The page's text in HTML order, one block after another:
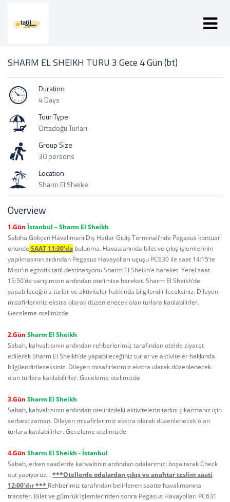
SHARM EL SHEIKH TURU 3 Gece 4 Gün (bt)
Duration
4 Days
Tour Type
Ortadoğu Turları
Group Size
30 persons
Location
Sharm El Sheike
Overview
1.Gün İstanbul – Sharm El Sheikh
Sabiha Gökçen Havalimanı Dış Hatlar Gidiş Terminali’nde Pegasus kontuarı
önünde SAAT 11:30’da bulunma. Havaalanında bilet ve çıkış işlemlerinin
yapılmasının ardından Pegasus Havayolları uçuşu PC630 ile saat 14:15’te
Mısır’ın egzotik tatil destinasyonu Sharm El Sheikh’e hareket. Yerel saat
15:50’de varışımızın ardından otelimize hareket. Sharm El Sheikh’de
yapabileceğiniz turlar ve aktiviteler hakkında bilgilendirileceksiniz. Dileyen
misafirlerimiz ekstra olarak düzenlenecek olan turlara katılabilirler.
Geceleme otelimizde
2.Gün Sharm El Sheikh
Sabah, kahvaltısının ardından rehberlerimiz tarafından otelde ziyaret
edilerek Sharm El Sheikh’de yapabileceğiniz turlar ve aktiviteler hakkında
bilgilendirileceksiniz. Dileyen misafirlerimiz ekstra olarak düzenlenecek
olan turlara katılabilirler. Geceleme otelimizde
3.Gün Sharm El Sheikh
Sabah, kahvaltısının ardından otelinizdeki aktivitelerin tadını çıkarmanız için
serbest zaman. Dileyen misafirlerimiz ekstra olarak düzenlenecek olan
turlara katılabilirler. Geceleme otelimizde.
4.Gün Sharm El Sheikh - İstanbul
Sabah, erken saatlerde kahvaltının ardından odalarımızı boşaltarak Check
out yapıyoruz. .***Otellerde odalardan çıkış ve anahtar teslim saati
12:00’dır *** Rehberimiz tarafından belirlenen saatte havalimanına
transfer. Bilet ve gümrük işlemlerinden sonra Pegasus Havayolları PC631